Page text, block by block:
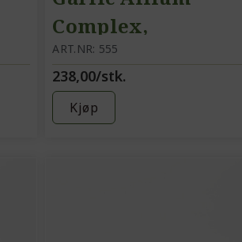
Complex,
kosttilskudd,
hvitløk/løk-
preparat
ART.NR: 555
238,00/stk.
Kjøp